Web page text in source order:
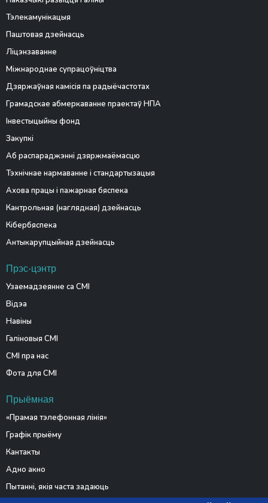
Тэлекамунікацыя
Паштовая дзейнасць
Ліцэнзаванне
Міжнароднае супрацоўніцтва
Дзяржаўная камісія па радыёчастотах
Грамадскае абмеркаванне праектаў НПА
Інвестыцыйны фонд
Закупкі
Аб распараджэнні дзяржмаёмасцю
Тэхнічнае нармаванне і стандартызацыя
Ахова працы і пажарная бяспека
Кантрольная (наглядная) дзейнасць
Кібербяспека
Антыкарупцыйная дзейнасць
Прэс-цэнтр
Узаемадзеянне са СМІ
Відэа
Навіны
Галіновыя СМІ
СМІ пра нас
Фота для СМІ
Прыёмная
«Прамая тэлефонная лінія»
Графік прыёму
Кантакты
Адно акно
Пытанні, якія часта задаюць